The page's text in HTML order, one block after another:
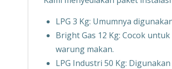
LPG 3 Kg: Umumnya
Bright Gas 12 Kg: Cocok
warung makan.
LPG Industri 50 Kg: